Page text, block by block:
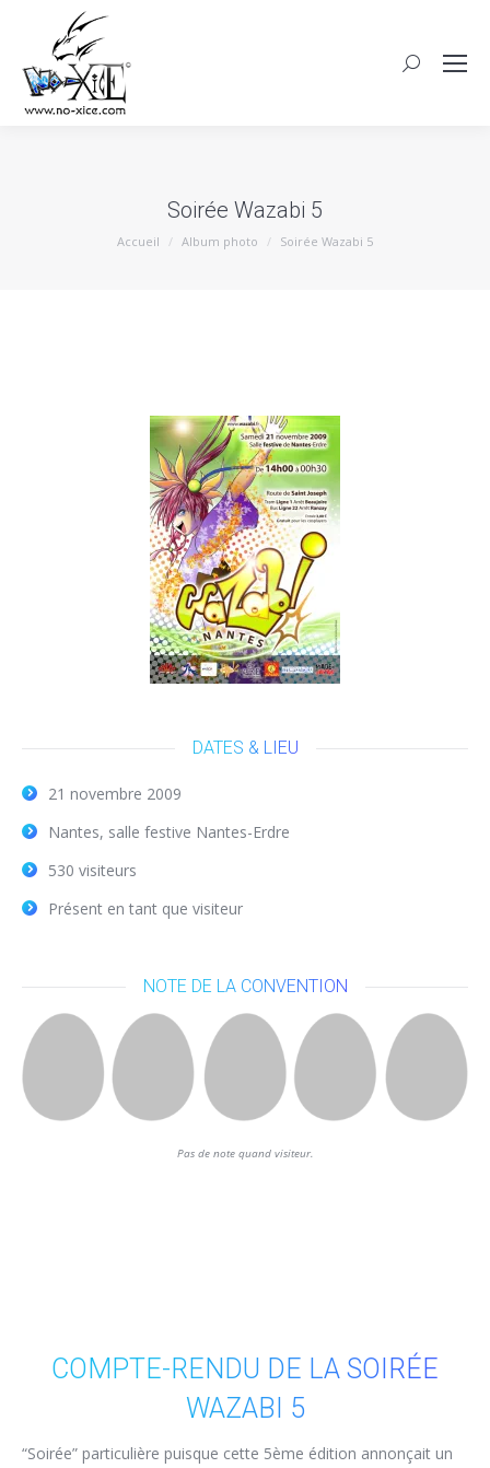
Soirée Wazabi 5
Vous êtes ici :
Accueil Album photo Soirée Wazabi 5
DATES & LIEU
21 novembre 2009
Nantes, salle festive Nantes-Erdre
530 visiteurs
Présent en tant que visiteur
NOTE DE LA CONVENTION
Pas de note quand visiteur.
COMPTE-RENDU DE LA SOIRÉE
WAZABI 5
“Soirée” particulière puisque cette 5ème édition annonçait un